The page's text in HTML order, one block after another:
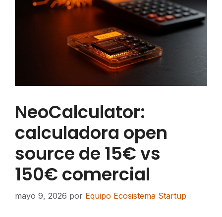
NeoCalculator:
calculadora open
source de 15€ vs
150€ comercial
mayo 9, 2026 por Equipo Ecosistema Startup